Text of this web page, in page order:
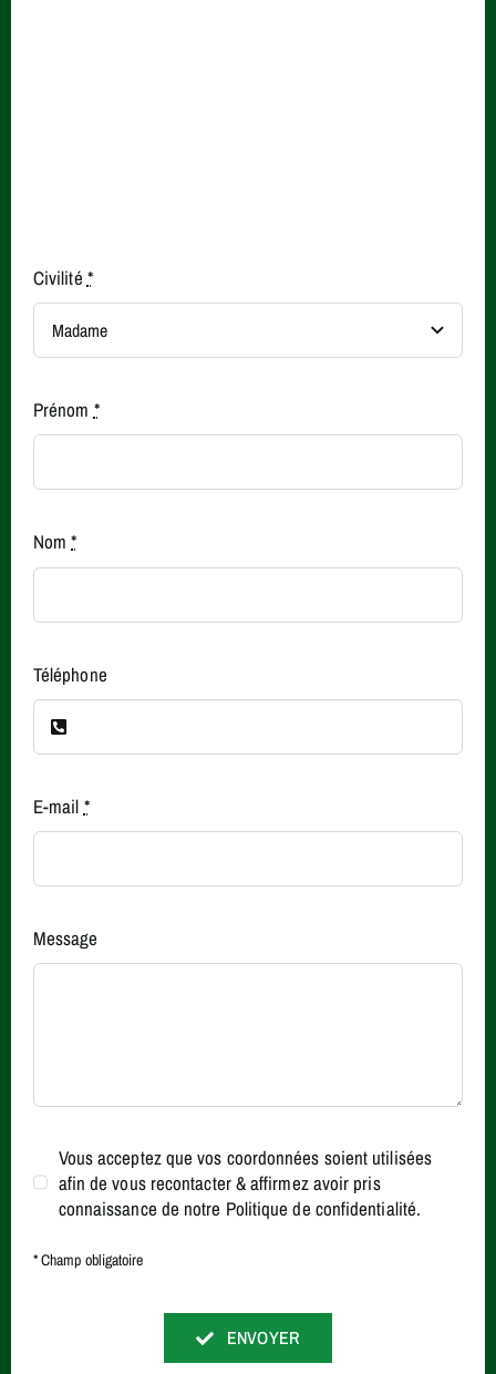
Civilité *
Prénom *
Nom*
Téléphone
E-mail *
Message
Vous acceptez que vos coordonnées soient utilisées
afin de vous recontacter & affirmez avoir pris
connaissance de notre Politique de confidentialité.
* Champ obligatoire
ENVOYER